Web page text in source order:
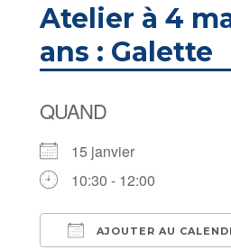
Atelier à 4
ans : Galette
QUAND
15 janvier
10:30 - 12:00
AJOUTER AU